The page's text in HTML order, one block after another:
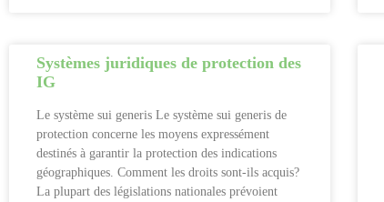
Systèmes juridiques de protection des
IG
Le système sui generis Le système sui generis de
protection concerne les moyens expressément
destinés à garantir la protection des indications
géographiques. Comment les droits sont-ils acquis?
La plupart des législations nationales prévoient